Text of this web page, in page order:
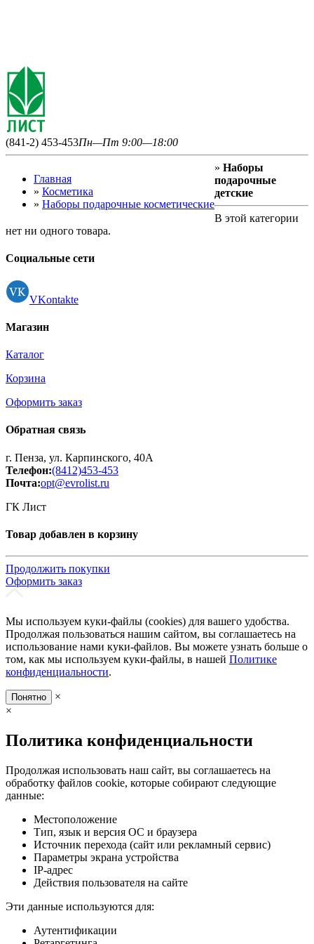
(841-2) 453-453Пн—Пт 9:00—18:00
Главная
» Косметика
» Наборы подарочные косметические
» Наборы
подарочные
детские
В этой категории
нет ни одного товара.
Социальные сети
VKontakte
Магазин
Каталог
Корзина
Оформить заказ
Обратная связь
г. Пенза, ул. Карпинского, 40А
Телефон:(8412)453-453
Почта:opt@evrolist.ru
ГК Лист
Товар добавлен в корзину
Продолжить покупки
Оформить заказ
Мы используем куки-файлы (cookies) для вашего удобства.
Продолжая пользоваться нашим сайтом, вы соглашаетесь на
использование нами куки-файлов. Вы можете узнать больше о
том, как мы используем куки-файлы, в нашей Политике
конфиденциальности.
Понятно
×
×
Политика конфиденциальности
Продолжая использовать наш сайт, вы соглашаетесь на
обработку файлов cookie, которые собирают следующие
данные:
Местоположение
Тип, язык и версия ОС и браузера
Источник перехода (сайт или рекламный сервис)
Параметры экрана устройства
IP-адрес
Действия пользователя на сайте
Эти данные используются для:
Аутентификации